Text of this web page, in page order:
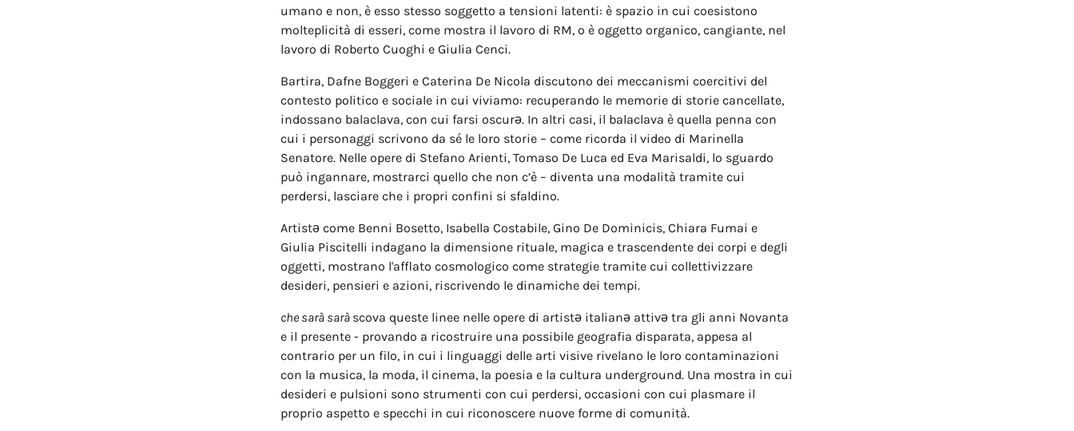
umano e non, è esso stesso soggetto a tensioni latenti: è spazio in cui coesistono
molteplicità di esseri, come mostra il lavoro di RM, o è oggetto organico, cangiante, nel
lavoro di Roberto Cuoghi e Giulia Cenci.
Bartira, Dafne Boggeri e Caterina De Nicola discutono dei meccanismi coercitivi del
contesto politico e sociale in cui viviamo: recuperando le memorie di storie cancellate,
indossano balaclava, con cui farsi oscurə. In altri casi, il balaclava è quella penna con
cui i personaggi scrivono da sé le loro storie – come ricorda il video di Marinella
Senatore. Nelle opere di Stefano Arienti, Tomaso De Luca ed Eva Marisaldi, lo sguardo
può ingannare, mostrarci quello che non c’è – diventa una modalità tramite cui
perdersi, lasciare che i propri confini si sfaldino.
Artistə come Benni Bosetto, Isabella Costabile, Gino De Dominicis, Chiara Fumai e
Giulia Piscitelli indagano la dimensione rituale, magica e trascendente dei corpi e degli
oggetti, mostrano l'afflato cosmologico come strategie tramite cui collettivizzare
desideri, pensieri e azioni, riscrivendo le dinamiche dei tempi.
che sarà sarà scova queste linee nelle opere di artistə italianə attivə tra gli anni Novanta
e il presente - provando a ricostruire una possibile geografia disparata, appesa al
contrario per un filo, in cui i linguaggi delle arti visive rivelano le loro contaminazioni
con la musica, la moda, il cinema, la poesia e la cultura underground. Una mostra in cui
desideri e pulsioni sono strumenti con cui perdersi, occasioni con cui plasmare il
proprio aspetto e specchi in cui riconoscere nuove forme di comunità.